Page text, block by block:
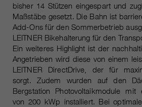
bisher 14 Stützen eingespart und
Maßstäbe gesetzt. Die Bahn ist
Add-Ons für den Sommerbetrieb
LEITNER Bikehalterung für den
Ein weiteres Highlight ist der
Angetrieben wird diese von einem
LEITNER DirectDrive, der für
sorgt. Zudem wurden auf den
Bergstation Photovoltaikmodule mit
von 200 kWp installiert. Bei
Zweck
Wird verwendet,
schützen, welches
Bots verursacht
Name cookie_optin
Anbieter sgalinski Cookie
Name
_ga, _gid, _gat,
__utmc, __utmd,
Anbieter Google Analytics
Laufzeit
Mehrere - variieren
Jahren und 6
kürzer.
Cookie-